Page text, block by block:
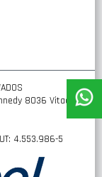
8036 Vitacura,
4.553.986-5